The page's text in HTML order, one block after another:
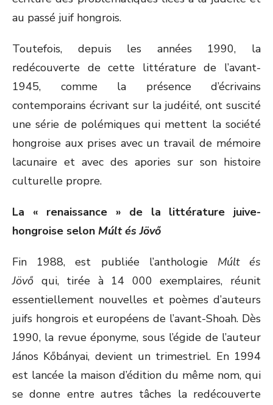
au passé juif hongrois.
Toutefois, depuis les années 1990, la
redécouverte de cette littérature de l’avant-
1945, comme la présence d’écrivains
contemporains écrivant sur la judéité, ont suscité
une série de polémiques qui mettent la société
hongroise aux prises avec un travail de mémoire
lacunaire et avec des apories sur son histoire
culturelle propre.
La « renaissance » de la littérature juive-
hongroise selon Múlt és Jövő
Fin 1988, est publiée l’anthologie Múlt és
Jövő qui, tirée à 14 000 exemplaires, réunit
essentiellement nouvelles et poèmes d’auteurs
juifs hongrois et européens de l’avant-Shoah. Dès
1990, la revue éponyme, sous l’égide de l’auteur
János Kőbányai, devient un trimestriel. En 1994
est lancée la maison d’édition du même nom, qui
se donne entre autres tâches la redécouverte